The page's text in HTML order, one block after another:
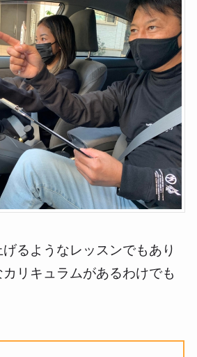
るようなレッスンでもあり
リキュラムがあるわけでも